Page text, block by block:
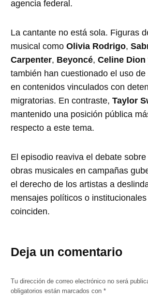
agencia federal.
La cantante no está sola. Figuras
musical comoOlivia Rodrigo,
Carpenter, Beyoncé,Celine Dion
también han cuestionado el uso
en contenidos vinculados con
migratorias. En contraste,Taylor
mantenido una posición pública
respecto a este tema.
El episodio reaviva el debate
obras musicales en campañas
el derecho de los artistas a
mensajes políticos o
coinciden.
Deja un comentario
Tu dirección de correo electrónico no será
obligatorios están marcados con*